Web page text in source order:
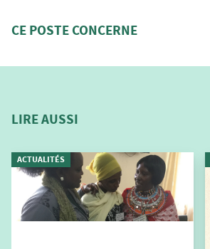
CE POSTE CONCERNE
LIRE AUSSI
ACTUALITÉS